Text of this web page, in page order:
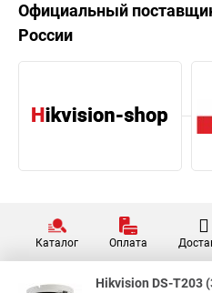
Официальный
России
Каталог Оплата
Hikvision DS-T203